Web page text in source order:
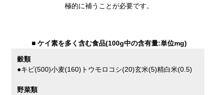
極的に補うことが必要です。
■ ケイ素を多く含む食品(100g中の含有量:単位mg)
穀類
●キビ(500)小麦(160)トウモロコシ(20)玄米(5)精白米(0.5)
野菜類